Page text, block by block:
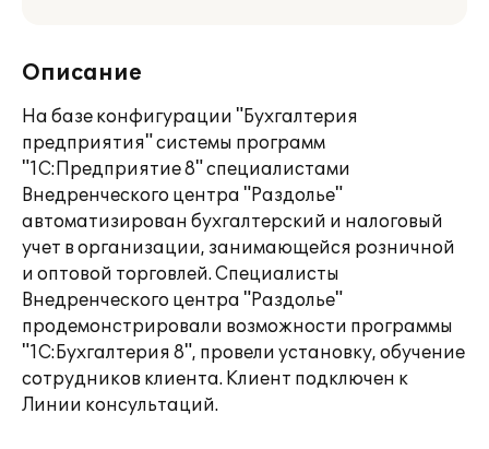
Описание
На базе конфигурации "Бухгалтерия
предприятия" системы программ
"1С:Предприятие 8" специалистами
Внедренческого центра "Раздолье"
автоматизирован бухгалтерский и налоговый
учет в организации, занимающейся розничной
и оптовой торговлей. Специалисты
Внедренческого центра "Раздолье"
продемонстрировали возможности программы
"1С:Бухгалтерия 8", провели установку, обучение
сотрудников клиента. Клиент подключен к
Линии консультаций.